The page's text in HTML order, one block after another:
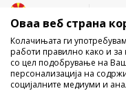
Оваа веб страна
Колачињата ги
работи правилно како и
со цел подобрување на
персонализација на
социјалните медиуми и